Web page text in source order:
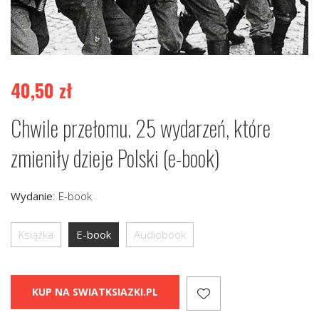
40,50 zł
Chwile przełomu. 25 wydarzeń, które
zmieniły dzieje Polski (e-book)
Wydanie: E-book
Książka E-book Audiobook
KUP NA SWIATKSIAZKI.PL